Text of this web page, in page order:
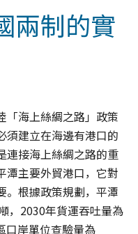
兩制的實
「海上絲綢之路」政策
須建立在海邊有港口的
連接海上絲綢之路的重
潭主要外貿港口，它對
。根據政策規劃，平潭
，2030年貨運吞吐量為
口岸單位查驗量為